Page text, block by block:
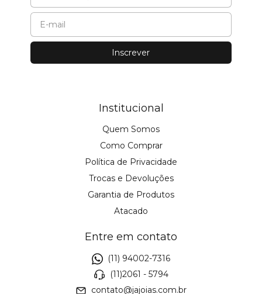
Institucional
Quem Somos
Como Comprar
Política de Privacidade
Trocas e Devoluções
Garantia de Produtos
Atacado
Entre em contato
(11) 94002-7316
(11)2061 - 5794
contato@jajoias.com.br